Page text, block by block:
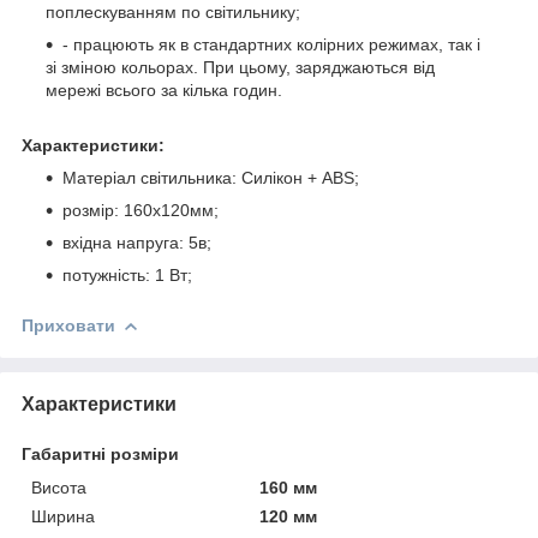
поплескуванням по світильнику;
- працюють як в стандартних колірних режимах, так і
зі зміною кольорах. При цьому, заряджаються від
мережі всього за кілька годин.
Характеристики:
Матеріал світильника: Силікон + ABS;
розмір: 160x120мм;
вхідна напруга: 5в;
потужність: 1 Вт;
Приховати
Характеристики
Габаритні розміри
Висота
160 мм
Ширина
120 мм